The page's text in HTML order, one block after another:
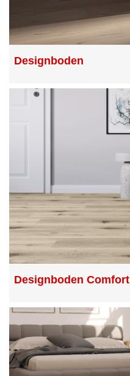
Designboden
Designboden Comfort